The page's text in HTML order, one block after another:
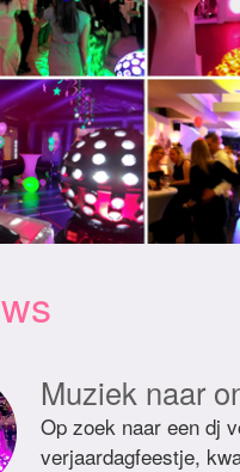
Muziek naar
Op zoek naar een dj
verjaardagfeestje,